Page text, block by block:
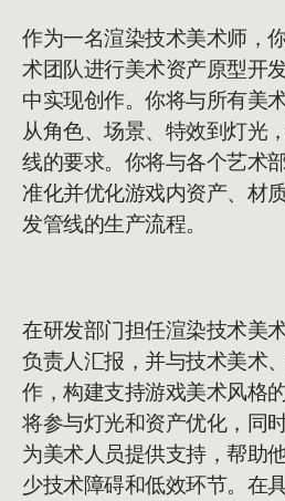
作为一名渲染技术美术师，
术团队进行美术资产原型开
中实现创作。你将与所有美
从角色、场景、特效到灯光
线的要求。你将与各个艺术
准化并优化游戏内资产、材
发管线的生产流程。
在研发部门担任渲染技术美
负责人汇报，并与技术美术
作，构建支持游戏美术风格
将参与灯光和资产优化，同
为美术人员提供支持，帮助
少技术障碍和低效环节。在